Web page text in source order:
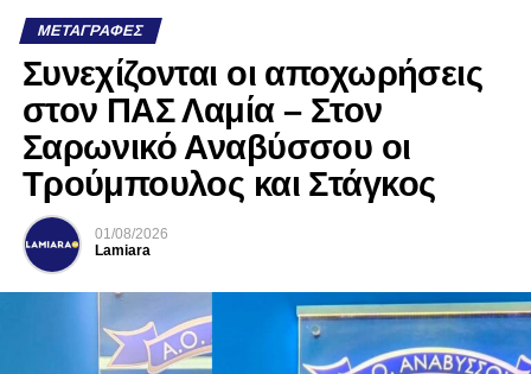
ΜΕΤΑΓΡΑΦΈΣ
Συνεχίζονται οι αποχωρήσεις
στον ΠΑΣ Λαμία – Στον
Σαρωνικό Αναβύσσου οι
Τρούμπουλος και Στάγκος
01/08/2026
Lamiara